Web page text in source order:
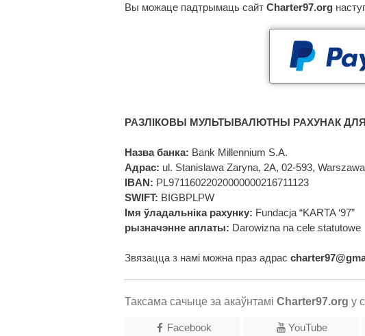
Вы можаце падтрымаць сайт Charter97.org
РАЗЛІКОВЫ МУЛЬТЫВАЛЮТНЫ РАХУНАК
Назва банка: Bank Millennium S.A.
Адрас: ul. Stanislawa Zaryna, 2A, 02-593, Warszawa
IBAN: PL97116022020000000216711123
SWIFT: BIGBPLPW
Імя ўладальніка рахунку: Fundacja “KARTA ‘97”
рызначэнне аплаты: Darowizna na cele statutowe
Звязацца з намі можна праз адрас
Таксама сачыце за акаўнтамі Charter97.org у
Facebook YouTube